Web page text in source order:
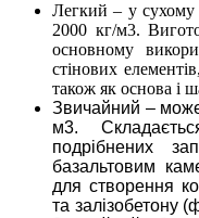
Легкий – у сухому
2000 кг/м3.
основному
стінових
також як основа і
Звичайний –
м3.
подрібнених
базальтовим
для створення
та залізобетону